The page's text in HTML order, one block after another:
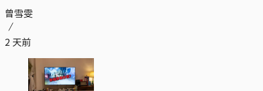
曾雪雯
2 天前